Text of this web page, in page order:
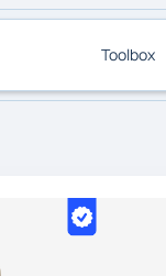
Toolbox